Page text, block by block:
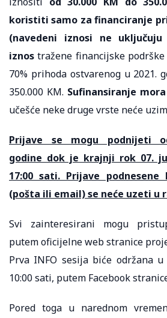
koristiti samo za financiranje
(navedeni iznosi ne uključuju
iznos tražene financijske
70% prihoda ostvarenog u 2021.
350.000 KM. Sufinansiranje
učešće neke druge vrste neće
Prijave se mogu podnijeti
godine dok je krajnji rok 07.
17:00 sati. Prijave
(pošta ili email) se neće uzeti u
Svi zainteresirani mogu
putem oficijelne web stranice
Prva INFO sesija biće održana
10:00 sati, putem Facebook
Pored toga u narednom